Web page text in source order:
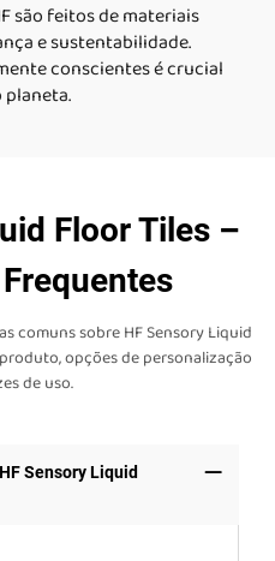
são feitos de materiais
e sustentabilidade.
conscientes é crucial
planeta.
Floor Tiles –
comuns sobre HF Sensory Liquid
opções de personalização
de uso.
Sensory Liquid